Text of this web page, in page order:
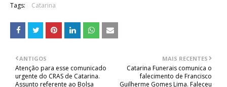
Tags: Catarina
MAIS RECENTES
Catarina Funerais comunica o
falecimento de Francisco
Guilherme Gomes Lima. Faleceu
ANTIGOS
Atenção para esse comunicado
urgente do CRAS de Catarina.
Assunto referente ao Bolsa